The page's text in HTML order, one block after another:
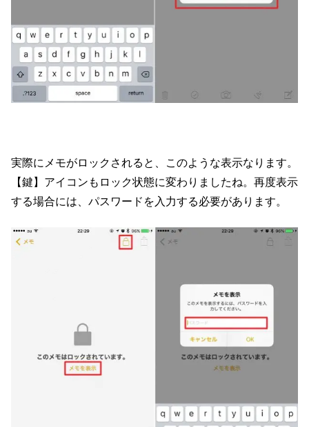
実際にメモがロックされると、このような表示なります。
【鍵】アイコンもロック状態に変わりましたね。再度表示
する場合には、パスワードを入力する必要があります。